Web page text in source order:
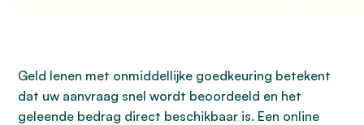
Geld lenen met onmiddellijke goedkeuring betekent
dat uw aanvraag snel wordt beoordeeld en het
geleende bedrag direct beschikbaar is. Een online